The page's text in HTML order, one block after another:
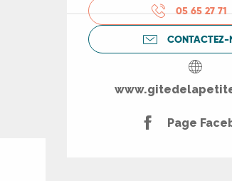
05 65 27 71
CONTACTEZ-
Page